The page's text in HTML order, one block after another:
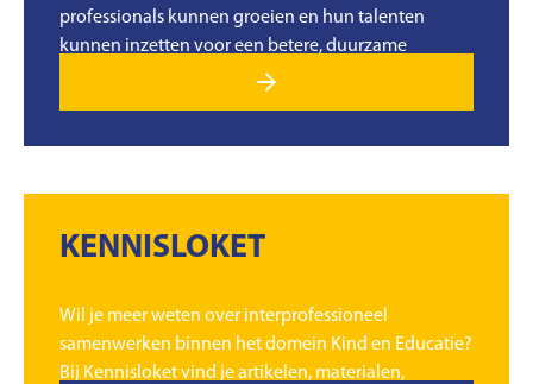
professionals kunnen groeien en hun talenten
kunnen inzetten voor een betere, duurzame
toekomst (van ik naar wij).
KENNISLOKET
Wil je meer weten over interprofessioneel
samenwerken binnen het domein Kind en Educatie?
Bij Kennisloket vind je artikelen, materialen,